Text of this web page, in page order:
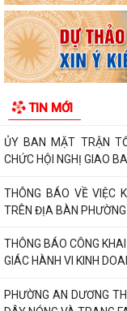
TIN MỚI
GIÁC HÀNH VI KINH
PHƯỜNG AN DƯƠNG
DÂY NÓNG VÀ TRANG
ỦY BAN NHÂN DÂN
VIỆC GIAO ĐẤT Ở TÁI
HỘI LIÊN HIỆP PHỤ NỮ
NAM ANH HÙNG VÀ
Phường An Dương tổ
các hộ gia đình, cá nhân
Ban Chỉ huy Quân sự
Hội Cựu chiến binh